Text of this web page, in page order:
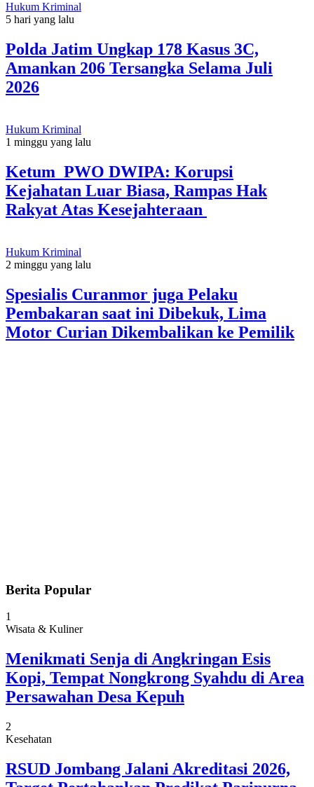
Hukum Kriminal
5 hari yang lalu
Polda Jatim Ungkap 178 Kasus 3C,
Amankan 206 Tersangka Selama Juli
2026
Hukum Kriminal
1 minggu yang lalu
Ketum PWO DWIPA: Korupsi
Kejahatan Luar Biasa, Rampas Hak
Rakyat Atas Kesejahteraan
Hukum Kriminal
2 minggu yang lalu
Spesialis Curanmor juga Pelaku
Pembakaran saat ini Dibekuk, Lima
Motor Curian Dikembalikan ke Pemilik
Berita Popular
1
Wisata & Kuliner
Menikmati Senja di Angkringan Esis
Kopi, Tempat Nongkrong Syahdu di Area
Persawahan Desa Kepuh
2
Kesehatan
RSUD Jombang Jalani Akreditasi 2026,